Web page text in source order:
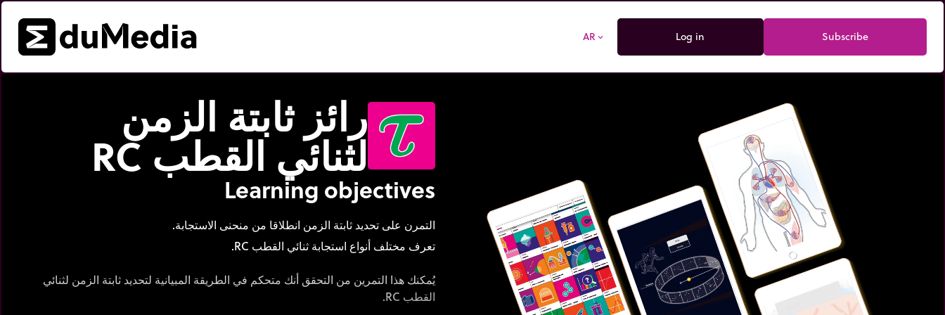
AR expand_more Log in Subscribe
رائز ثابتة الزمن
لثنائي القطب RC
Learning objectives
التمرن على تحديد ثابتة الزمن انطلاقا من منحنى الاستجابة.
تعرف مختلف أنواع استجابة ثنائي القطب RC.
يُمكنك هذا التمرين من التحقق أنك متحكم في الطريقة المبيانية لتحديد ثابتة الزمن لثنائي
القطب RC.